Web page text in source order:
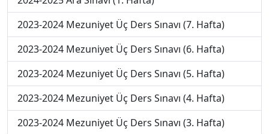
2023-2024 Mezuniyet Üç Ders Sınavı (7. Hafta)
2023-2024 Mezuniyet Üç Ders Sınavı (6. Hafta)
2023-2024 Mezuniyet Üç Ders Sınavı (5. Hafta)
2023-2024 Mezuniyet Üç Ders Sınavı (4. Hafta)
2023-2024 Mezuniyet Üç Ders Sınavı (3. Hafta)